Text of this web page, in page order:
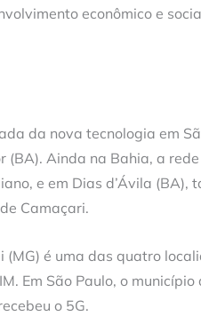
econômico e
da nova tecnologia em
Ainda na Bahia, a
e em Dias d’Ávila (BA),
Camaçari.
(MG) é uma das quatro
Em São Paulo, o
o 5G.